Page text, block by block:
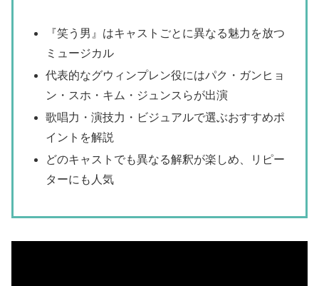
『笑う男』はキャストごとに異なる魅力を放つ
ミュージカル
代表的なグウィンプレン役にはパク・ガンヒョ
ン・スホ・キム・ジュンスらが出演
歌唱力・演技力・ビジュアルで選ぶおすすめポ
イントを解説
どのキャストでも異なる解釈が楽しめ、リピー
ターにも人気